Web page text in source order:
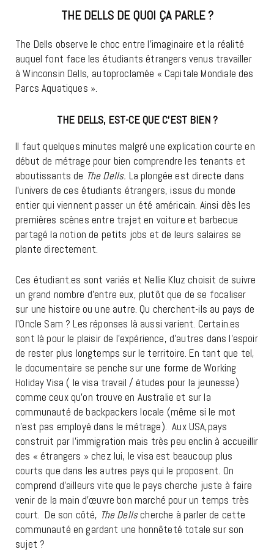
THE DELLS DE QUOI ÇA PARLE ?
The Dells observe le choc entre l’imaginaire et la réalité
auquel font face les étudiants étrangers venus travailler
à Winconsin Dells, autoproclamée « Capitale Mondiale des
Parcs Aquatiques ».
THE DELLS, EST-CE QUE C’EST BIEN ?
Il faut quelques minutes malgré une explication courte en
début de métrage pour bien comprendre les tenants et
aboutissants de The Dells. La plongée est directe dans
l’univers de ces étudiants étrangers, issus du monde
entier qui viennent passer un été américain. Ainsi dès les
premières scènes entre trajet en voiture et barbecue
partagé la notion de petits jobs et de leurs salaires se
plante directement.
Ces étudiant.es sont variés et Nellie Kluz choisit de suivre
un grand nombre d’entre eux, plutôt que de se focaliser
sur une histoire ou une autre. Qu cherchent-ils au pays de
l’Oncle Sam ? Les réponses là aussi varient. Certain.es
sont là pour le plaisir de l’expérience, d’autres dans l’espoir
de rester plus longtemps sur le territoire. En tant que tel,
le documentaire se penche sur une forme de Working
Holiday Visa ( le visa travail / études pour la jeunesse)
comme ceux qu’on trouve en Australie et sur la
communauté de backpackers locale (même si le mot
n’est pas employé dans le métrage). Aux USA,pays
construit par l’immigration mais très peu enclin à accueillir
des « étrangers » chez lui, le visa est beaucoup plus
courts que dans les autres pays qui le proposent. On
comprend d’ailleurs vite que le pays cherche juste à faire
venir de la main d’œuvre bon marché pour un temps très
court. De son côté, The Dellscherche à parler de cette
communauté en gardant une honnêteté totale sur son
sujet ?